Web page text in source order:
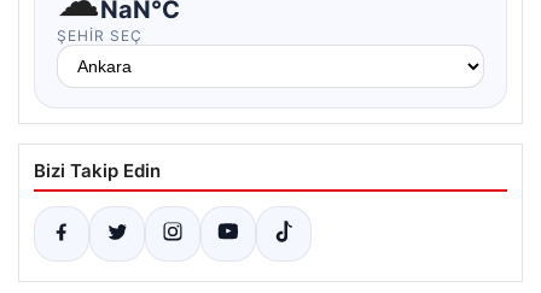
NaN°C
ŞEHIR SEÇ
Bizi Takip Edin